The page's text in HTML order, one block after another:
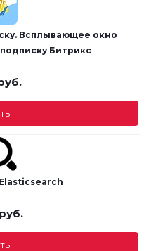
Всплывающее окно
Битрикс
руб.